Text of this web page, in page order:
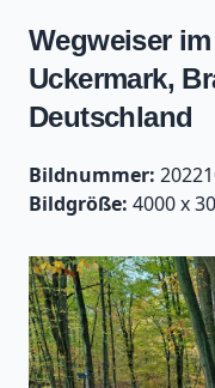
Wegweiser
Uckermark,
Deutschland
Bildnummer:
Bildgröße: 4000 x